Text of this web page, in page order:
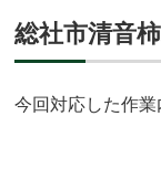
総社市清音
今回対応した作業